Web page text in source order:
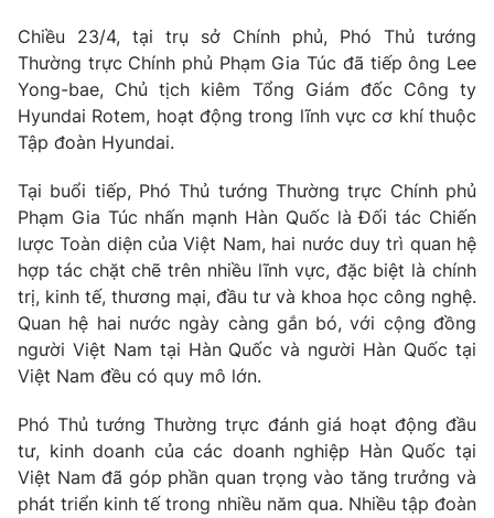
Hitech Công nghệ tương lai
Sản phẩm
Thị trường
Tư vấn
Giao lưu trực tuyến
Lịch phát sóng
Chuyên mục khác
Emagazine Podcast
Photo Infographic
Video Shorts video
VTV Money VTV Thể thao
VTV Sức khoẻ Bất động sản
Chiều 23/4, tại trụ sở Chính phủ, Phó Thủ tướng
Thường trực Chính phủ Phạm Gia Túc đã tiếp ông Lee
Yong-bae, Chủ tịch kiêm Tổng Giám đốc Công ty
Hyundai Rotem, hoạt động trong lĩnh vực cơ khí thuộc
Tập đoàn Hyundai.
Tại buổi tiếp, Phó Thủ tướng Thường trực Chính phủ
Phạm Gia Túc nhấn mạnh Hàn Quốc là Đối tác Chiến
lược Toàn diện của Việt Nam, hai nước duy trì quan hệ
hợp tác chặt chẽ trên nhiều lĩnh vực, đặc biệt là chính
trị, kinh tế, thương mại, đầu tư và khoa học công nghệ.
Quan hệ hai nước ngày càng gắn bó, với cộng đồng
người Việt Nam tại Hàn Quốc và người Hàn Quốc tại
Việt Nam đều có quy mô lớn.
Phó Thủ tướng Thường trực đánh giá hoạt động đầu
tư, kinh doanh của các doanh nghiệp Hàn Quốc tại
Việt Nam đã góp phần quan trọng vào tăng trưởng và
phát triển kinh tế trong nhiều năm qua. Nhiều tập đoàn